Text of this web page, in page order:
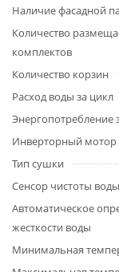
Наличие фасадной
Количество
комплектов
Количество корзин
Расход воды за цикл
Энергопотребление
Инверторный мотор
Тип сушки
Сенсор чистоты воды
Автоматическое
жесткости воды
Минимальная